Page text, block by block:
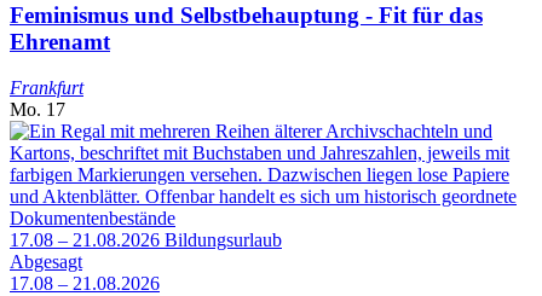
Feminismus und Selbstbehauptung - Fit für das
Ehrenamt
Frankfurt
Mo. 17
17.08 – 21.08.2026 Bildungsurlaub
Abgesagt
17.08 – 21.08.2026